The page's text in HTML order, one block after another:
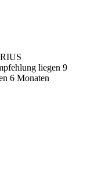
liegen 9
6 Monaten